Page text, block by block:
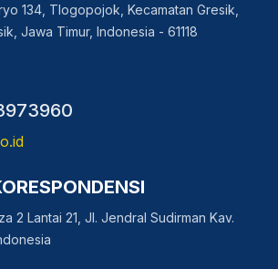
134, Tlogopojok, Kecamatan Gresik,
Jawa Timur, Indonesia - 61118
2 Lantai 21, Jl. Jendral Sudirman Kav.